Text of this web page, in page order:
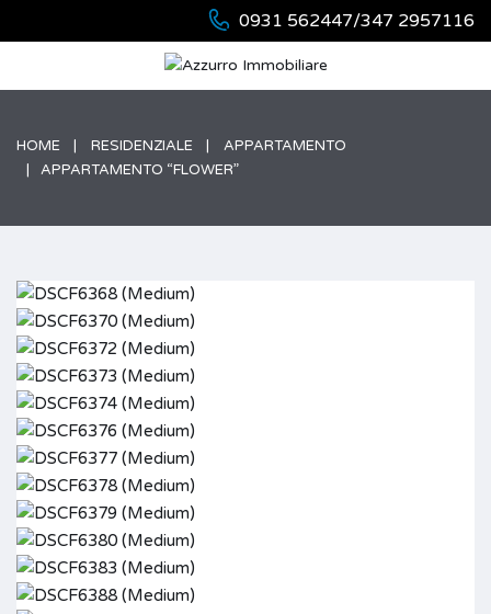
0931 562447/347 2957116
HOME RESIDENZIALE
APPARTAMENTO
APPARTAMENTO “FLOWER”